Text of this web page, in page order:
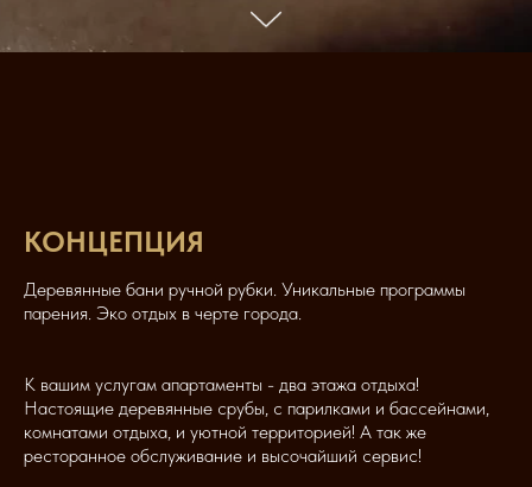
КОНЦЕПЦИЯ
Деревянные бани ручной рубки. Уникальные программы
парения. Эко отдых в черте города.
К вашим услугам апартаменты - два этажа отдыха!
Настоящие деревянные срубы, с парилками и бассейнами,
комнатами отдыха, и уютной территорией! А так же
ресторанное обслуживание и высочайший сервис!